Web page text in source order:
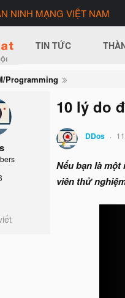
NINH MẠNG VIỆT NAM
TIN TỨC
Programming
10 lý do
DDos
Nếu bạn là
viên thử